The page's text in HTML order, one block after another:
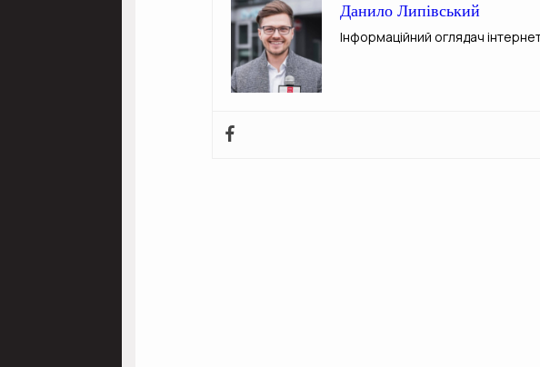
Данило Липівський
Інформаційний оглядач